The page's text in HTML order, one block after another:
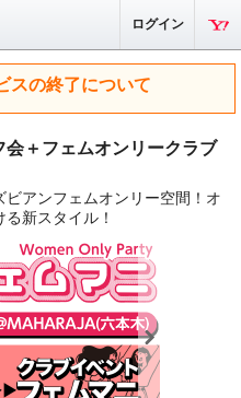
ログイン
スの終了について
会＋フェムオンリークラブ
アンフェムオンリー空間！オ
新スタイル！